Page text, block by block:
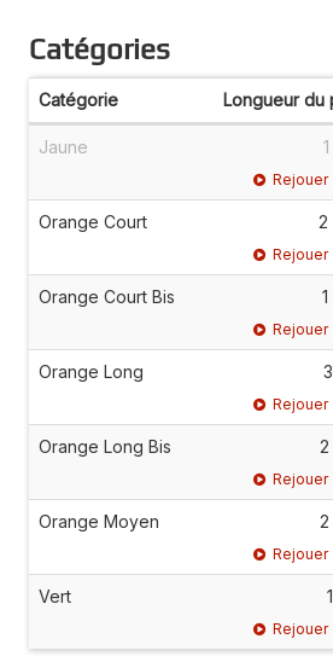
Catégories
Catégorie Longueur du
Jaune
Rejouer
Orange Court 2
Rejouer
Orange Court Bis
Rejouer
Orange Long
Rejouer
Orange Long Bis 2
Rejouer
Orange Moyen 2
Rejouer
Vert
Rejouer